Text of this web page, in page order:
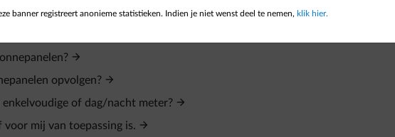
zonnepanelen in Vlaanderen?
opvolgen?
enkelvoudige of dag/nacht meter?
mij van toepassing is.
banner registreert anonieme statistieken. Indien je niet wenst deel te nemen, klik hier.